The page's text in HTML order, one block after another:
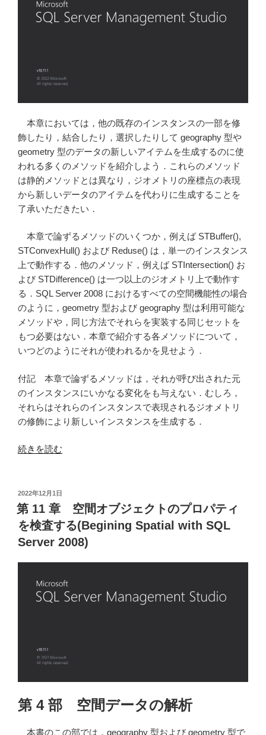
(Begining
SQL
Server
2008)”
の
本章においては，他の既存のインスタンスの一部を修
飾したり，結合したり，選択したりして geography 型や
geometry 型のデータの新しいアイテムを生成するのに使
われる多くのメソッドを紹介しよう．これらのメソッド
は静的メソッドとは異なり，ジオメトリの座標点の表現
から新しいデータのアイテムを代わりに生成することを
了承いただきたい．
本章で論ずるメソッドのいくつか，例えば STBuffer(),
STConvexHull() および Reduse() は，単一のインスタンス
上で動作する．他のメソッド，例えば STIntersection() お
よび STDifference() は一つ以上のジオメトリ上で動作す
る．SQL Server 2008 におけるすべての空間機能性の場合
のように，geometry 型および geography 型は利用可能な
メソッドや，同じ方法でそれらを実装する同じセットを
もつ必要はない．本章で紹介する各メソッドについて，
いつどのようにそれが使われるかを見せよう．
付記 本章で論ずるメソッドは，それが呼び出された元
のインスタンスにいかなる変化をも与えない．むしろ，
それらはそれらのインスタンスで表現されるジオメトリ
の修飾により新しいインスタンスを生成する．
“第
空
間
オ
ブ
ジ
ェ
with
続きを読む
投
稿
日:
2022年12月1日
第 11 章 空間オブジェクトのプロパティ
を検査する(Begining Spatial with SQL
Server 2008)
第 4 部 空間データの解析
本書のこの部では，geography 型および geometry 型で